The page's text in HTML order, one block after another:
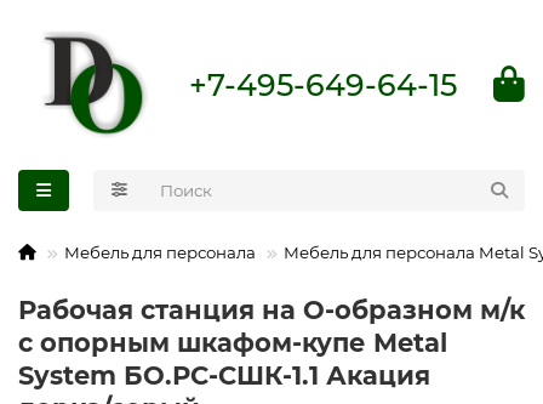
+7-495-649-64-15
Мебель для персонала Мебель для персонала Metal
Рабочая станция на О-образном м/к
с опорным шкафом-купе Metal
System БО.РС-СШК-1.1 Акация